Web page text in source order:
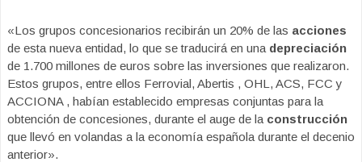
«Los grupos concesionarios recibirán un 20% de las acciones
de esta nueva entidad, lo que se traducirá en una depreciación
de 1.700 millones de euros sobre las inversiones que realizaron.
Estos grupos, entre ellos Ferrovial, Abertis , OHL, ACS, FCC y
ACCIONA , habían establecido empresas conjuntas para la
obtención de concesiones, durante el auge de la construcción
que llevó en volandas a la economía española durante el decenio
anterior».